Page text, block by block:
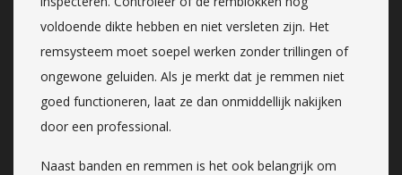
voldoende dikte hebben en niet versleten zijn. Het
remsysteem moet soepel werken zonder trillingen of
ongewone geluiden. Als je merkt dat je remmen niet
goed functioneren, laat ze dan onmiddellijk nakijken
door een professional.
Naast banden en remmen is het ook belangrijk om